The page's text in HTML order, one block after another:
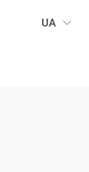
UA